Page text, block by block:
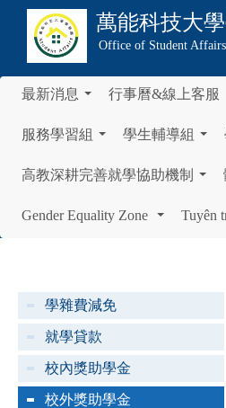
萬能科技大學
Office of Student Affairs
最新消息 行事曆&線上客服
服務學習組 學生輔導組
高教深耕完善就學協助機制
Gender Equality Zone
Tuyên
學雜費減免
就學貸款
校內獎助學金
校外獎助學金